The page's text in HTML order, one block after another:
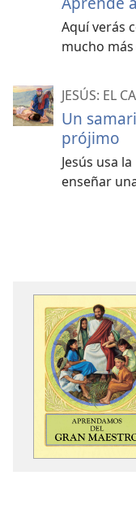
Aquí verás
mucho
JESÚS: EL
Un
prójimo
Jesús usa
enseñar